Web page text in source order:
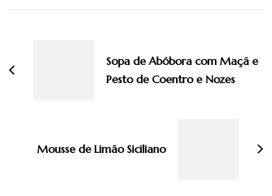
Sopa de Abóbora com Maçã e
Pesto de Coentro e Nozes
Mousse de Limão Siciliano